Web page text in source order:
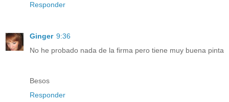
Responder
Ginger 9:36
No he probado nada de la firma pero tiene muy buena pinta
Besos
Responder